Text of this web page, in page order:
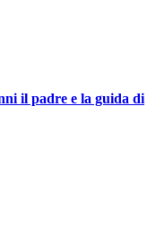
il padre e la guida di